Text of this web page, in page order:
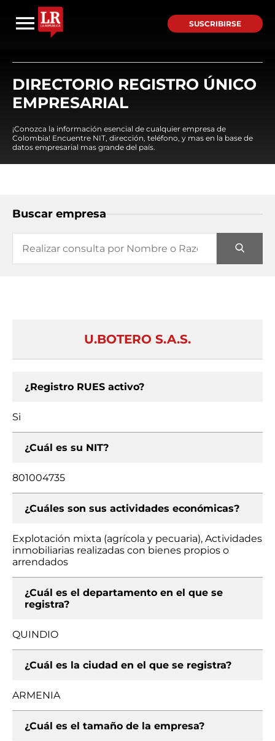
SUSCRIBIRSE
DIRECTORIO REGISTRO ÚNICO
EMPRESARIAL
¡Conozca la información esencial de cualquier empresa de
Colombia! Encuentre NIT, dirección, teléfono, y mas en la base de
datos empresarial mas grande del país.
Buscar empresa
U.BOTERO S.A.S.
¿Registro RUES activo?
Si
¿Cuál es su NIT?
801004735
¿Cuáles son sus actividades económicas?
Explotación mixta (agrícola y pecuaria), Actividades
inmobiliarias realizadas con bienes propios o
arrendados
¿Cuál es el departamento en el que se
registra?
QUINDIO
¿Cuál es la ciudad en el que se registra?
ARMENIA
¿Cuál es el tamaño de la empresa?